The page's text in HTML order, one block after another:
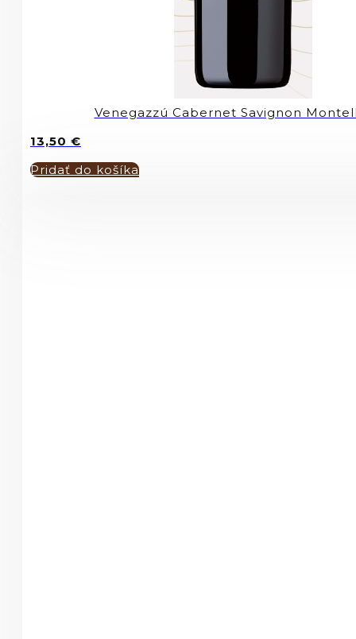
Venegazzú Cabernet Savignon
13,50 €
Pridať do košíka